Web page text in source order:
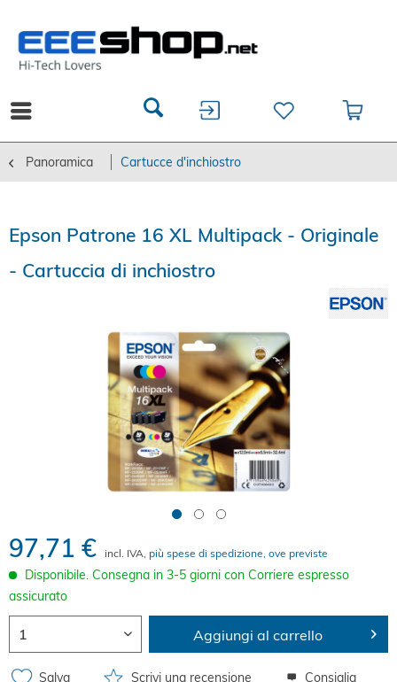
Panoramica Cartucce d'inchiostro
Epson Patrone 16 XL Multipack - Originale
- Cartuccia di inchiostro
97,71 € incl. IVA, più spese di spedizione, ove previste
Disponibile. Consegna in 3-5 giorni con Corriere espresso
assicurato
Aggiungi al carrello
Salva Scrivi una recensione Consiglia